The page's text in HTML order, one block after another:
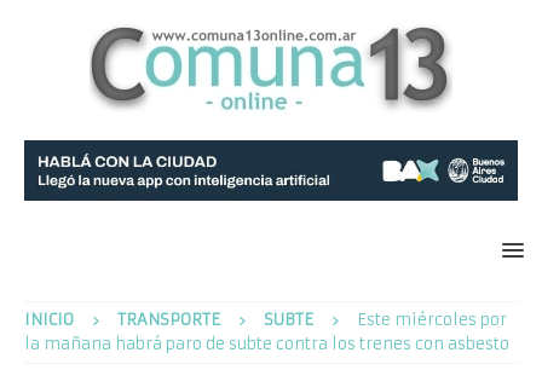
INICIO TRANSPORTE SUBTE
Este miércoles por
la mañana habrá paro de subte contra los trenes con asbesto